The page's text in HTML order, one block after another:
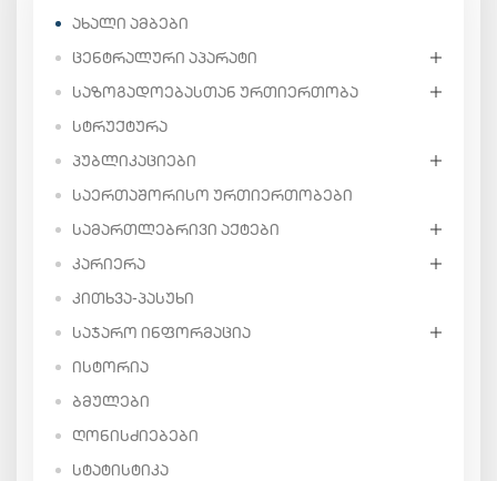
ᲐᲮᲐᲚᲘ ᲐᲛᲑᲔᲑᲘ
ᲪᲔᲜᲢᲠᲐᲚᲣᲠᲘ ᲐᲞᲐᲠᲐᲢᲘ
ᲡᲐᲖᲝᲒᲐᲓᲝᲔᲑᲐᲡᲗᲐᲜ ᲣᲠᲗᲘᲔᲠᲗᲝᲑᲐ
ᲡᲢᲠᲣᲥᲢᲣᲠᲐ
ᲞᲣᲑᲚᲘᲙᲐᲪᲘᲔᲑᲘ
ᲡᲐᲔᲠᲗᲐᲨᲝᲠᲘᲡᲝ ᲣᲠᲗᲘᲔᲠᲗᲝᲑᲔᲑᲘ
ᲡᲐᲛᲐᲠᲗᲚᲔᲑᲠᲘᲕᲘ ᲐᲥᲢᲔᲑᲘ
ᲙᲐᲠᲘᲔᲠᲐ
ᲙᲘᲗᲮᲕᲐ-ᲞᲐᲡᲣᲮᲘ
ᲡᲐᲯᲐᲠᲝ ᲘᲜᲤᲝᲠᲛᲐᲪᲘᲐ
ᲘᲡᲢᲝᲠᲘᲐ
ᲑᲛᲣᲚᲔᲑᲘ
ᲦᲝᲜᲘᲡᲫᲘᲔᲑᲔᲑᲘ
ᲡᲢᲐᲢᲘᲡᲢᲘᲙᲐ